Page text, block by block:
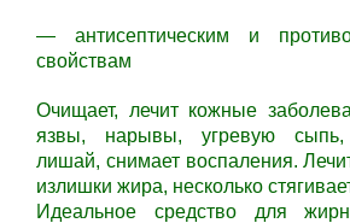
— антисептическим и
свойствам
Очищает, лечит кожные
язвы, нарывы, угревую
лишай, снимает воспаления.
излишки жира, несколько
Идеальное средство для